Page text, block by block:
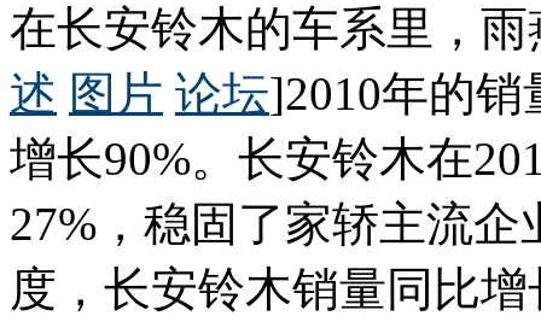
在长安铃木的车系里，
述 图片 论坛]2010年的销
增长90%。长安铃木在
27%，稳固了家轿主流
度，长安铃木销量同比